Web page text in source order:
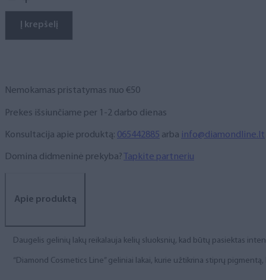
gelinis
lakas,
Į krepšelį
Nemokamas pristatymas nuo €50
Prekes išsiunčiame per 1-2 darbo dienas
Konsultacija apie produktą: 065442885 arba info@diamondline.lt
Domina didmeninė prekyba? Tapkite partneriu
Apie produktą
Daugelis gelinių lakų reikalauja kelių sluoksnių, kad būtų pasiektas
“Diamond Cosmetics Line” geliniai lakai, kurie užtikrina stiprų